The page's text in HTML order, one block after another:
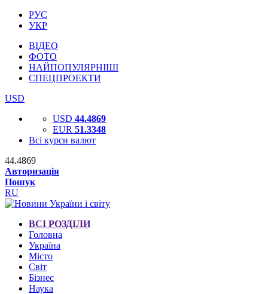
РУС
УКР
ВІДЕО
ФОТО
НАЙПОПУЛЯРНІШІ
СПЕЦПРОЕКТИ
USD
USD 44.4869
EUR 51.3348
Всі курси валют
44.4869
Авторизація
Пошук
RU
ВСІ РОЗДІЛИ
Головна
Україна
Місто
Світ
Бізнес
Наука